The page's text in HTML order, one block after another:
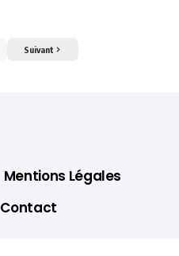
Suivant
Mentions Légales
Contact